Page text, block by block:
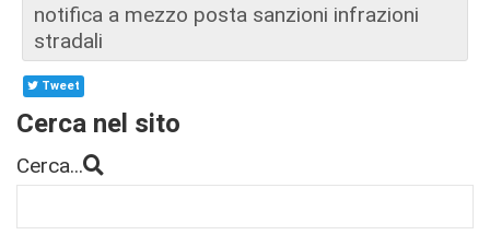
notifica a mezzo posta sanzioni infrazioni
stradali
Tweet
Cerca nel sito
Cerca...